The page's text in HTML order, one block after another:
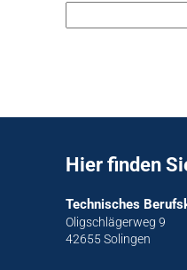
Hier finden
Technisches
Oligschlägerweg 9
42655 Solingen